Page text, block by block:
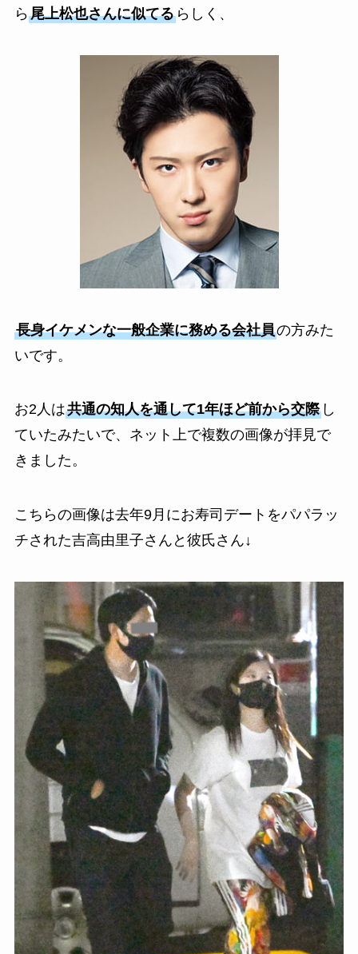
ら尾上松也さんに似てるらしく、
長身イケメンな一般企業に務める会社員の方みた
いです。
お2人は共通の知人を通して1年ほど前から交際し
ていたみたいで、ネット上で複数の画像が拝見で
きました。
こちらの画像は去年9月にお寿司デートをパパラッ
チされた吉高由里子さんと彼氏さん↓